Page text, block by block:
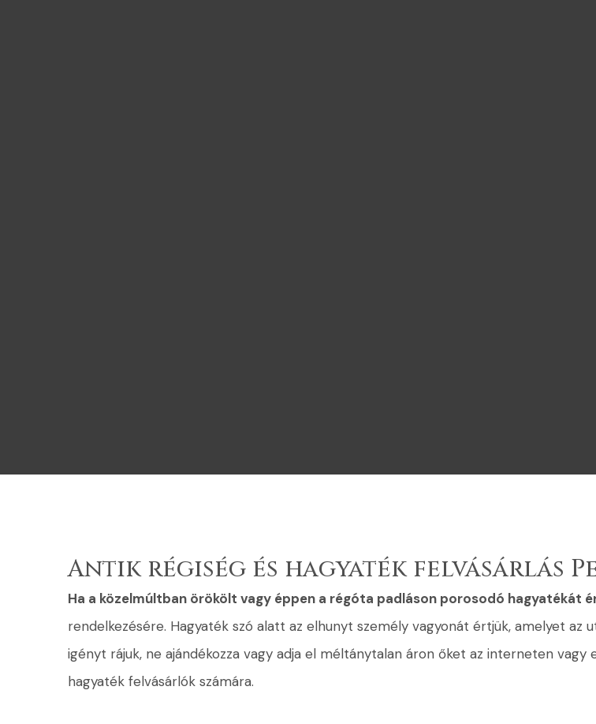
Antik régiség és hagyaték felvásárlás
Ha a közelmúltban örökölt vagy éppen a régóta padláson porosodó hagyatékát
rendelkezésére. Hagyaték szó alatt az elhunyt személy vagyonát értjük, amelyet
igényt rájuk, ne ajándékozza vagy adja el méltánytalan áron őket az interneten
hagyaték felvásárlók számára.